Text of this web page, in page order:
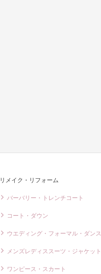
リメイク・リフォーム
バーバリー・トレンチコート
コート・ダウン
ウエディング・フォーマル・ダンス
メンズレディススーツ・ジャケット
ワンピース・スカート